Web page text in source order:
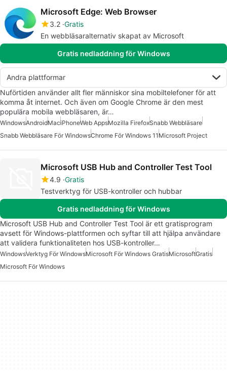
Microsoft Edge: Web Browser
3.2 Gratis
En webbläsaralternativ skapat av Microsoft
Gratis nedladdning för Windows
Andra plattformar
Nuförtiden använder allt fler människor sina mobiltelefoner för att
komma åt internet. Och även om Google Chrome är den mest
populära mobila webbläsaren, är…
WindowsAndroidMaciPhoneWeb AppsMozilla FirefoxSnabb Webbläsare
Snabb Webbläsare För WindowsChrome För Windows 11Microsoft Project
Microsoft USB Hub and Controller Test Tool
4.9 Gratis
Testverktyg för USB-kontroller och hubbar
Gratis nedladdning för Windows
Microsoft USB Hub and Controller Test Tool är ett gratisprogram
avsett för Windows-plattformen och syftar till att hjälpa användare
att validera funktionaliteten hos USB-kontroller…
WindowsVerktyg För WindowsMicrosoft För Windows GratisMicrosoftGratis
Microsoft För Windows